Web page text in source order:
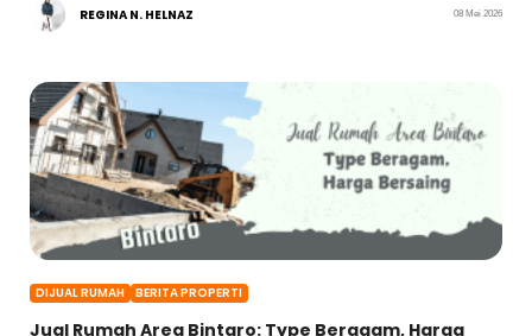
REGINA N. HELNAZ 08 Mei 2026
DIJUAL RUMAH BERITA PROPERTI
Jual Rumah Area Bintaro: Type Beragam, Harga